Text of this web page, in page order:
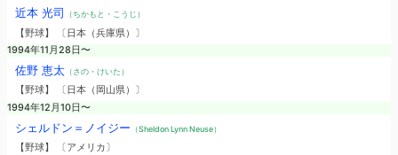
近本 光司 （ちかもと・こうじ）
【野球】 〔日本（兵庫県）〕
1994年11月28日〜
佐野 恵太（さの・けいた）
【野球】 〔日本（岡山県）〕
1994年12月10日〜
シェルドン＝ノイジー （Sheldon Lynn Neuse）
【野球】 〔アメリカ〕